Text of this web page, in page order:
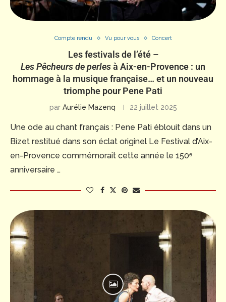
Compte rendu Vu pour vous Concert
Les festivals de l’été –
Les Pêcheurs de perlesà Aix-en-Provence : un
hommage à la musique française… et un nouveau
triomphe pour Pene Pati
par Aurélie Mazenq 22 juillet 2025
Une ode au chant français : Pene Pati éblouit dans un
Bizet restitué dans son éclat originel Le Festival d’Aix-
en-Provence commémorait cette année le 150ᵉ
anniversaire …